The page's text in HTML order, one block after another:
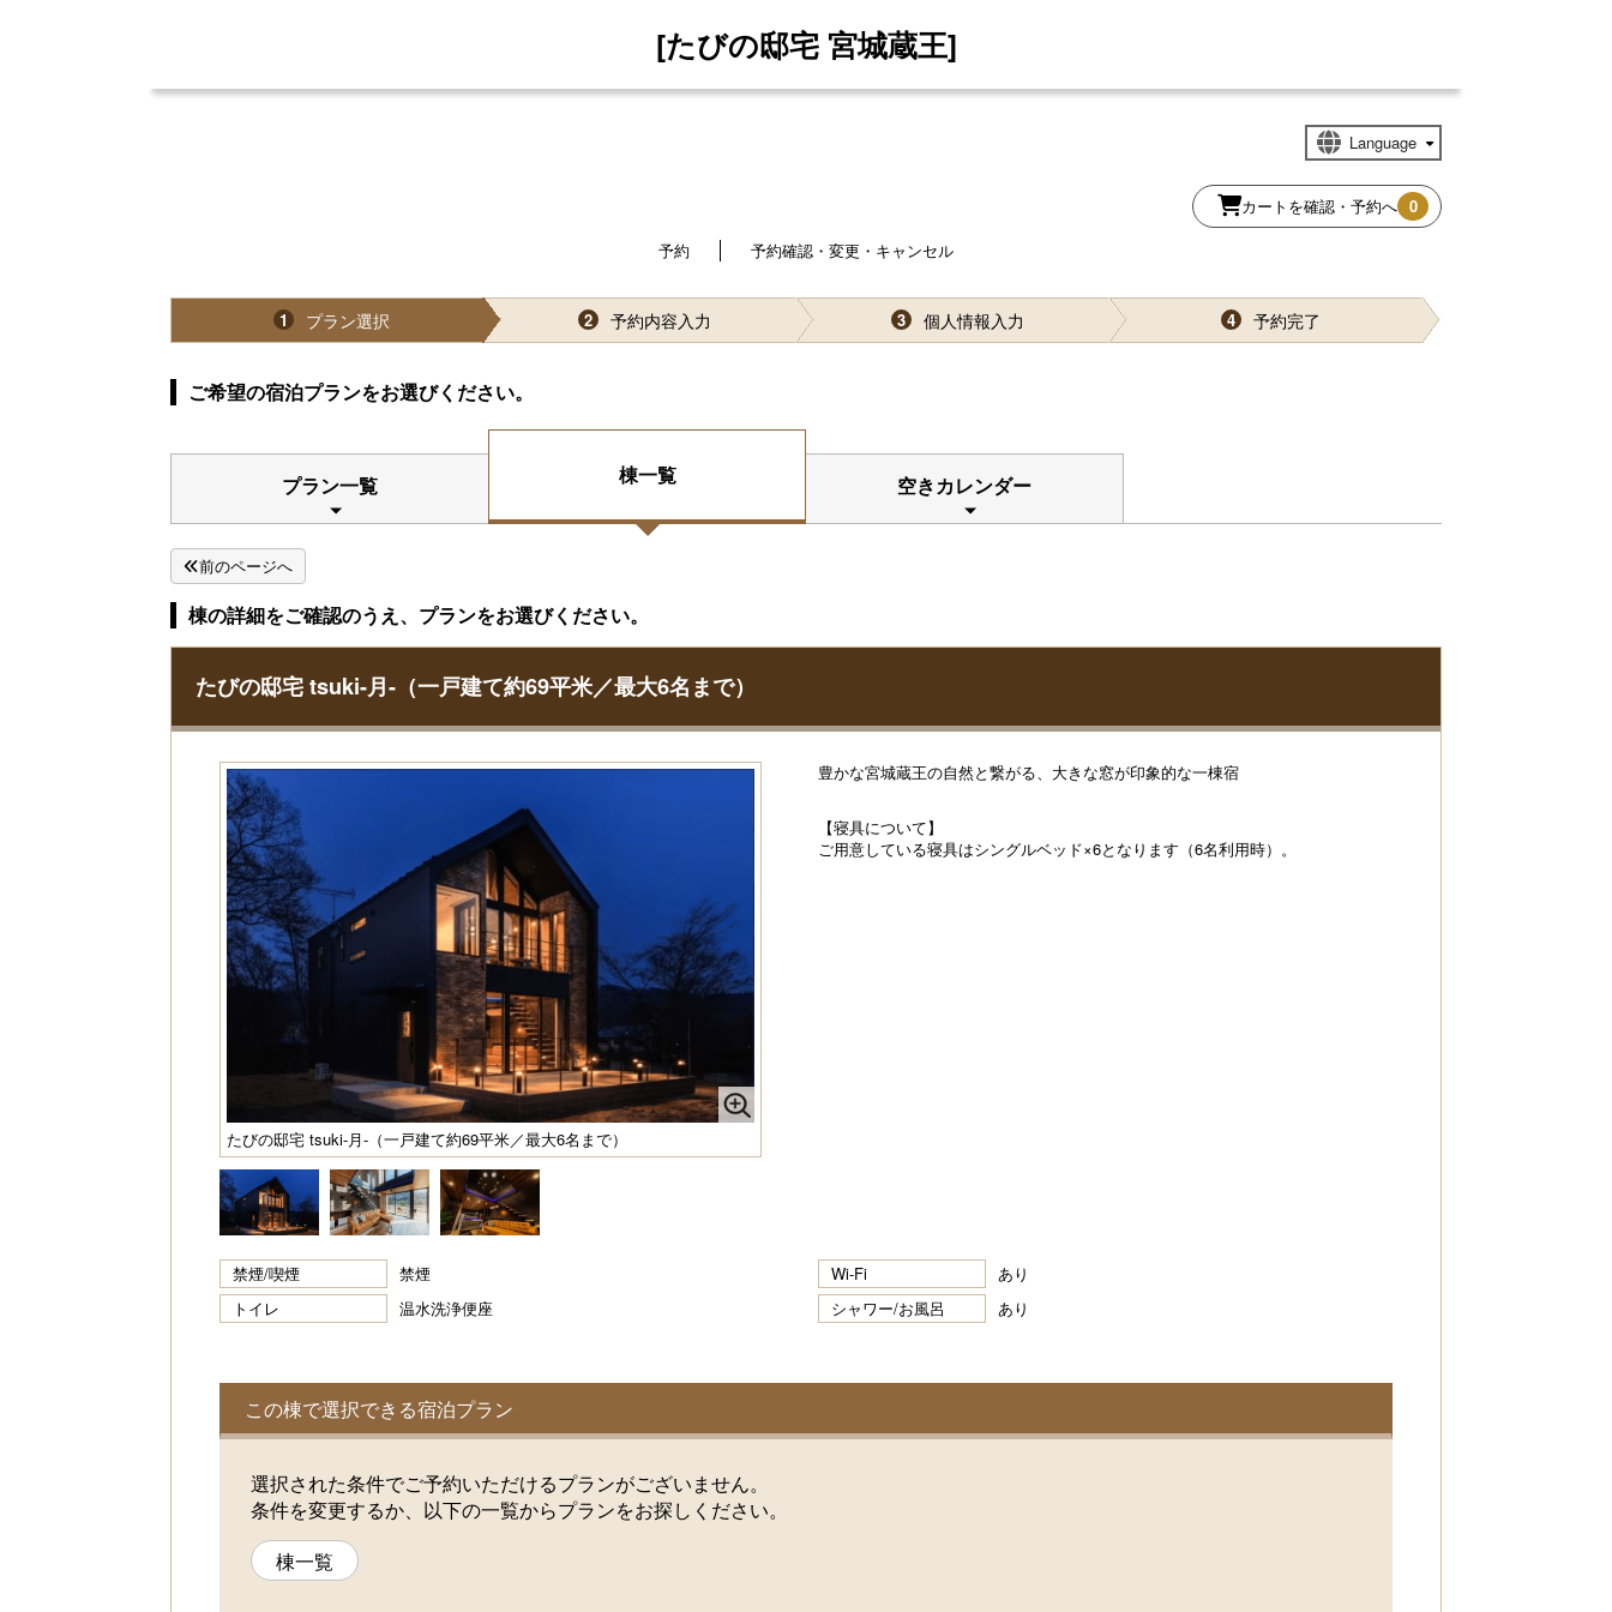
[たびの邸宅 宮城蔵王]
カートを確認・予約へ 0
予約
予約確認・変更・キャンセル
1 プラン選択 2 予約内容入力 3 個人情報入力 4 予約完了
ご希望の宿泊プランをお選びください。
プラン一覧 棟一覧 空きカレンダー
前のページへ
棟の詳細をご確認のうえ、プランをお選びください。
たびの邸宅 tsuki-月-（一戸建て約69平米／最大6名まで）
たびの邸宅 tsuki-月-（一戸建て約69平米／最大6名まで）
豊かな宮城蔵王の自然と繋がる、大きな窓が印象的な一棟宿
【寝具について】
ご用意している寝具はシングルベッド×6となります（6名利用時）。
禁煙/喫煙 禁煙 Wi-Fi
あり
トイレ
温水洗浄便座 シャワー/お風呂 あり
この棟で選択できる宿泊プラン
選択された条件でご予約いただけるプランがございません。
条件を変更するか、以下の一覧からプランをお探しください。
棟一覧